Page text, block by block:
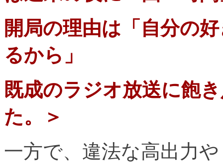
開局の理由は「自分の
るから」
既成のラジオ放送に飽
た。＞
一方で、違法な高出力